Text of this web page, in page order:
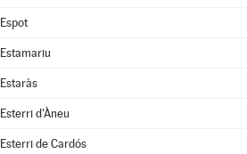
Espot
Estamariu
Estaràs
Esterri d'Àneu
Esterri de Cardós